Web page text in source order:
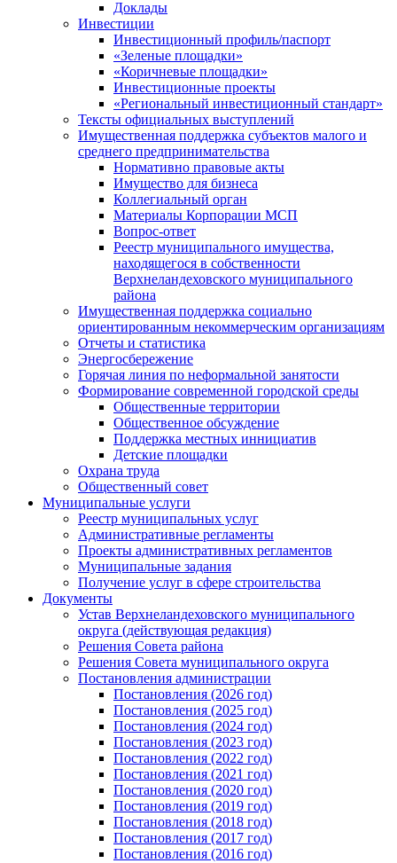
Доклады
Инвестиции
Инвестиционный профиль/паспорт
«Зеленые площадки»
«Коричневые площадки»
Инвестиционные проекты
«Региональный инвестиционный стандарт»
Тексты официальных выступлений
Имущественная поддержка субъектов малого и
среднего предпринимательства
Нормативно правовые акты
Имущество для бизнеса
Коллегиальный орган
Материалы Корпорации МСП
Вопрос-ответ
Реестр муниципального имущества,
находящегося в собственности
Верхнеландеховского муниципального
района
Имущественная поддержка социально
ориентированным некоммерческим организациям
Отчеты и статистика
Энергосбережение
Горячая линия по неформальной занятости
Формирование современной городской среды
Общественные территории
Общественное обсуждение
Поддержка местных иннициатив
Детские площадки
Охрана труда
Общественный совет
Муниципальные услуги
Реестр муниципальных услуг
Административные регламенты
Проекты административных регламентов
Муниципальные задания
Получение услуг в сфере строительства
Документы
Устав Верхнеландеховского муниципального
округа (действующая редакция)
Решения Совета района
Решения Совета муниципального округа
Постановления администрации
Постановления (2026 год)
Постановления (2025 год)
Постановления (2024 год)
Постановления (2023 год)
Постановления (2022 год)
Постановления (2021 год)
Постановления (2020 год)
Постановления (2019 год)
Постановления (2018 год)
Постановления (2017 год)
Постановления (2016 год)